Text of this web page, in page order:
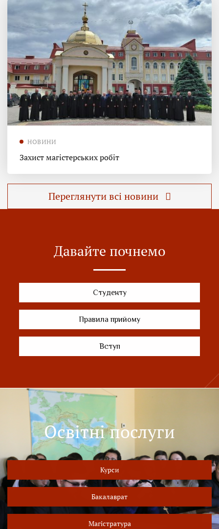
НОВИНИ
Захист магістерських робіт
Переглянути всі новини
Давайте почнемо
Студенту
Правила прийому
Вступ
Освітні послуги
Курси
Бакалаврат
Магістратура